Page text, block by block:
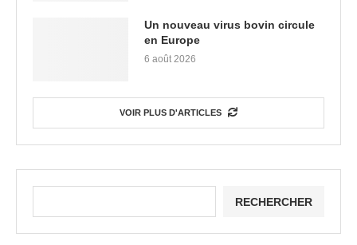
Un nouveau virus bovin circule
en Europe
6 août 2026
VOIR PLUS D'ARTICLES
RECHERCHER